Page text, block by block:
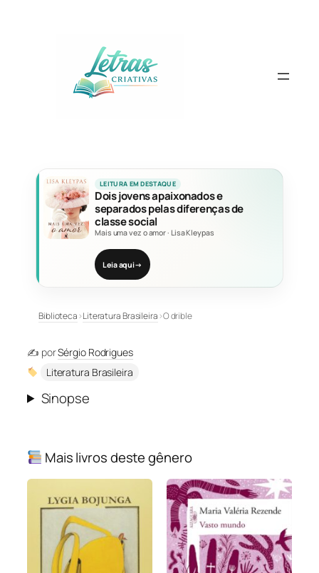
LEITURA EM DESTAQUE
Dois jovens apaixonados e
separados pelas diferenças de
classe social
Mais uma vez o amor· Lisa Kleypas
Leia aqui→
Biblioteca›Literatura Brasileira›O drible
✍️ porSérgio Rodrigues
Literatura Brasileira
Sinopse
Mais livros deste gênero